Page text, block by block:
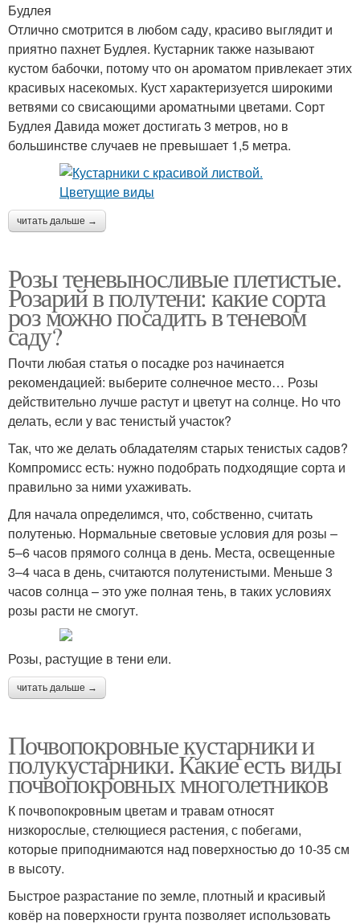
Будлея
Отлично смотрится в любом саду, красиво выглядит и
приятно пахнет Будлея. Кустарник также называют
кустом бабочки, потому что он ароматом привлекает этих
красивых насекомых. Куст характеризуется широкими
ветвями со свисающими ароматными цветами. Сорт
Будлея Давида может достигать 3 метров, но в
большинстве случаев не превышает 1,5 метра.
читать дальше →
Розы теневыносливые плетистые.
Розарий в полутени: какие сорта
роз можно посадить в теневом
саду?
Почти любая статья о посадке роз начинается
рекомендацией: выберите солнечное место… Розы
действительно лучше растут и цветут на солнце. Но что
делать, если у вас тенистый участок?
Так, что же делать обладателям старых тенистых садов?
Компромисс есть: нужно подобрать подходящие сорта и
правильно за ними ухаживать.
Для начала определимся, что, собственно, считать
полутенью. Нормальные световые условия для розы –
5–6 часов прямого солнца в день. Места, освещенные
3–4 часа в день, считаются полутенистыми. Меньше 3
часов солнца – это уже полная тень, в таких условиях
розы расти не смогут.
Розы, растущие в тени ели.
читать дальше →
Почвопокровные кустарники и
полукустарники. Какие есть виды
почвопокровных многолетников
К почвопокровным цветам и травам относят
низкорослые, стелющиеся растения, с побегами,
которые приподнимаются над поверхностью до 10-35 см
в высоту.
Быстрое разрастание по земле, плотный и красивый
ковёр на поверхности грунта позволяет использовать